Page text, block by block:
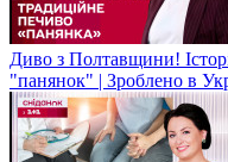
Диво з Полтавщини!
"панянок" | Зроблено в